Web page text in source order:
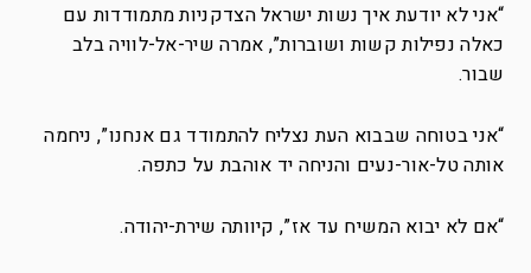
“אני לא יודעת איך נשות ישראל הצדקניות מתמודדות עם
כאלה נפילות קשות ושוברות”, אמרה שיר-אל-לוויה בלב
שבור.
“אני בטוחה שבבוא העת נצליח להתמודד גם אנחנו”, ניחמה
אותה טל-אור-נעים והניחה יד אוהבת על כתפה.
“אם לא יבוא המשיח עד אז”, קיוותה שירת-יהודה.